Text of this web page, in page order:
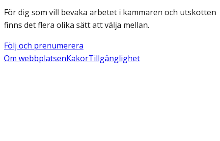
För dig som vill bevaka arbetet i kammaren och utskotten
finns det flera olika sätt att välja mellan.
Följ och prenumerera
Om webbplatsenKakorTillgänglighet